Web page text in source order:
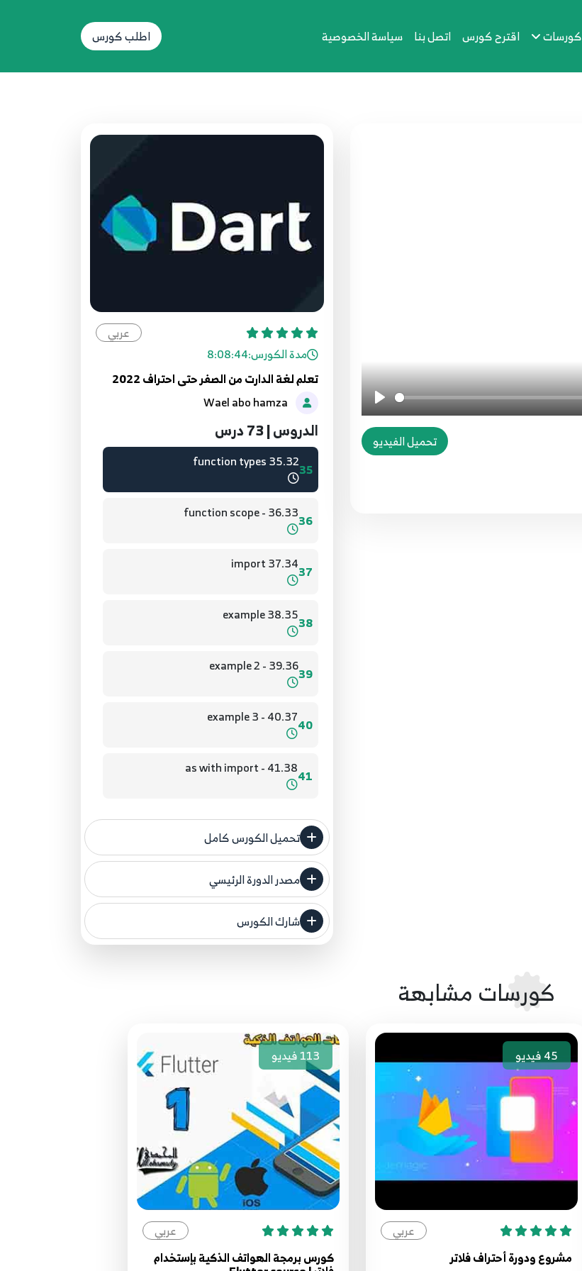
كورسات اقترح كورس اتصل بنا سياسة الخصوصية اطلب كورس
تحميل الفيديو
عربي
مدة الكورس:8:08:44
تعلم لغة الدارت من الصفر حتى احتراف 2022
الدروس | 73 درس
30
30.28 - final and const
31.29 - Set
32
32.30 -Convert between List Map Set
33.31 function
34.32 function types
35
35.32 function types
36
36.33 - function scope
37
37.34 import
38
38.35 example
39
39.36 - example 2
40
40.37 - example 3
41
41.38 - as with import
42
42.39 - Runes
43
44
44.41 - Max And Min
46
WhereType )
47
47.44 - (Every - Any - Take)
48
48.45 - (Where - Indexwhere -
Firestwhere )
49
49.46 - (Startswith - Endwith -
Contain)
تحميل الكورس كامل
مصدر الدورة الرئيسي
فنحن لا ندعي ملكية أي دورة ولهذا نضع المصدر
مصدر الدورة الرئيسي
شارك الكورس
كورسات مشابهة
45فيديو
عربي
مشروع ودورة أحتراف فلاتر
113فيديو
عربي
كورس برمجة الهواتف الذكية بإستخدام